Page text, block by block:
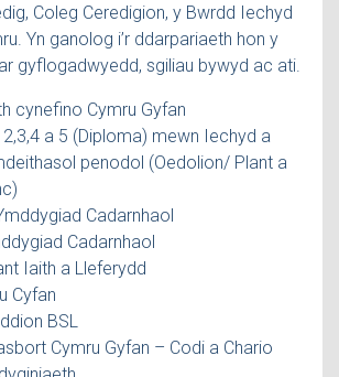
Coleg Ceredigion, y Bwrdd Iechyd
Yn ganolog i’r ddarpariaeth hon y
gyflogadwyedd, sgiliau bywyd ac ati.
cynefino Cymru Gyfan
2,3,4 a 5 (Diploma) mewn Iechyd a
penodol (Oedolion/ Plant a
Cadarnhaol
Cadarnhaol
Iaith a Lleferydd
Cyfan
BSL
Cymru Gyfan – Codi a Chario